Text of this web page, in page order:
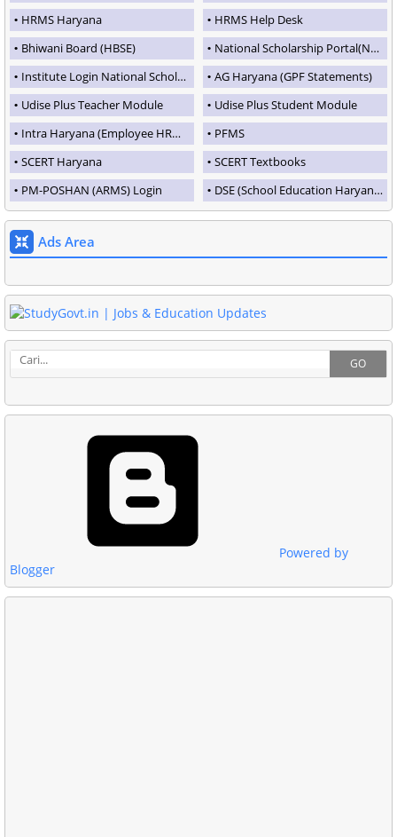
HRMS Haryana
HRMS Help Desk
Bhiwani Board (HBSE)
National Scholarship Portal(NSP)
Institute Login National Scholarship Portal
AG Haryana (GPF Statements)
Udise Plus Teacher Module
Udise Plus Student Module
Intra Haryana (Employee HRMS Portal)
PFMS
SCERT Haryana
SCERT Textbooks
PM-POSHAN (ARMS) Login
DSE (School Education Haryana)
Ads Area
GO
Powered by
Blogger